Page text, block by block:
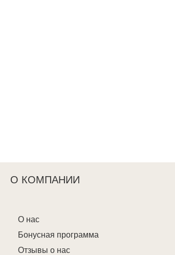
О КОМПАНИИ
О нас
Бонусная программа
Отзывы о нас